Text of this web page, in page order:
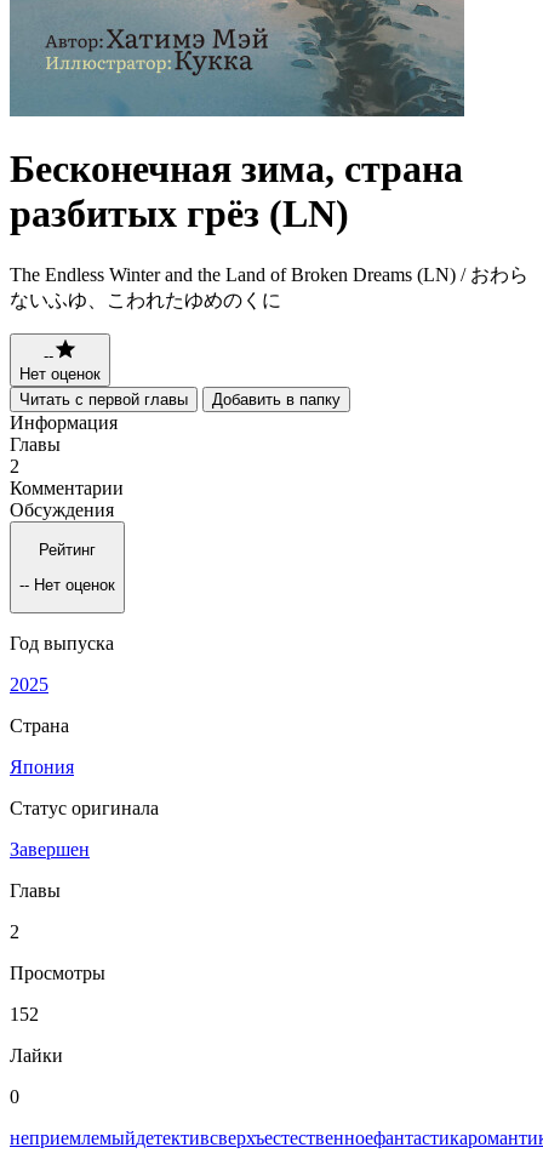
Бесконечная зима, страна
разбитых грёз (LN)
The Endless Winter and the Land of Broken Dreams (LN) / おわら
ないふゆ、こわれたゆめのくに
--
Нет оценок
Читать с первой главы
Добавить в папку
Информация
Главы
2
Комментарии
Обсуждения
Рейтинг
-- Нет оценок
Год выпуска
2025
Страна
Япония
Статус оригинала
Завершен
Главы
2
Просмотры
152
Лайки
0
неприемлемыйдетективсверхъестественноефантастика